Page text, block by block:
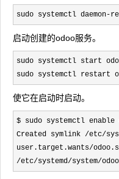
sudo systemctl daemon-
启动创建的odoo服务。
sudo systemctl start
sudo systemctl restart
使它在启动时启动。
$ sudo systemctl enable
Created symlink /etc/
user.target.wants/
/etc/systemd/system/